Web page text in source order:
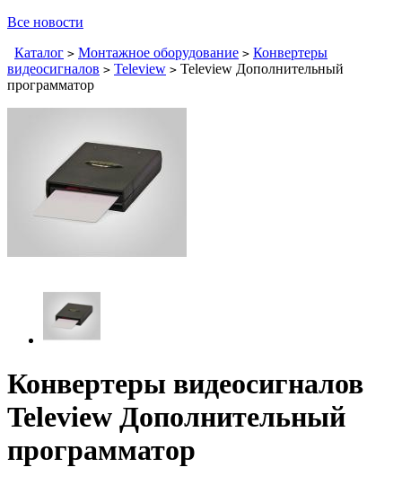
Все новости
Каталог > Монтажное оборудование > Конвертеры
видеосигналов > Teleview > Teleview Дополнительный
программатор
Конвертеры видеосигналов
Teleview Дополнительный
программатор